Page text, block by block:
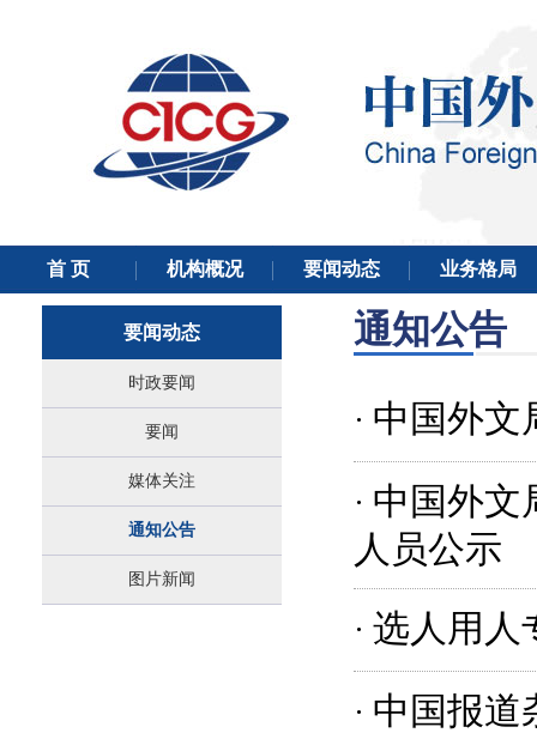
要闻动态
时政要闻
要闻
媒体关注
通知公告
图片新闻
通知公告
· 中国外文
· 中国外文
人员公示
· 选人用人
· 中国报道